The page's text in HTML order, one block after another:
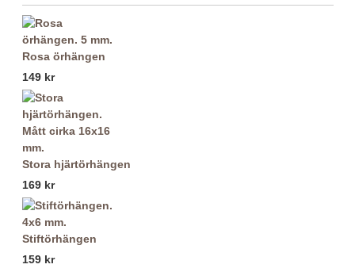
Rosa örhängen
149 kr
Stora hjärtörhängen
169 kr
Stiftörhängen
159 kr